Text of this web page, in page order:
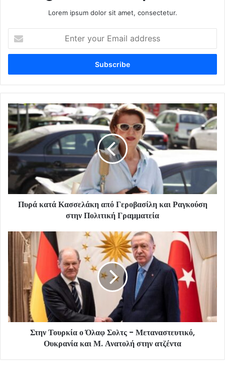
Lorem ipsum dolor sit amet, consectetur.
your
Email
Πυρά κατά Κασσελάκη από Γεροβασίλη και Ραγκούση
στην Πολιτική Γραμματεία
Στην Τουρκία ο Όλαφ Σολτς - Μεταναστευτικό,
Ουκρανία και Μ. Ανατολή στην ατζέντα